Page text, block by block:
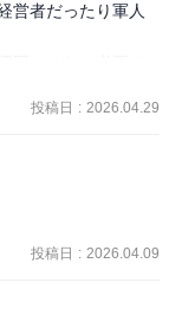
営者だったり軍人
などと考えた。奇
き込まれている日
ったことが何かの
投稿日 : 2026.04.29
いうのが本当にす
家族のためにどん
銘を受けた。
投稿日 : 2026.04.09